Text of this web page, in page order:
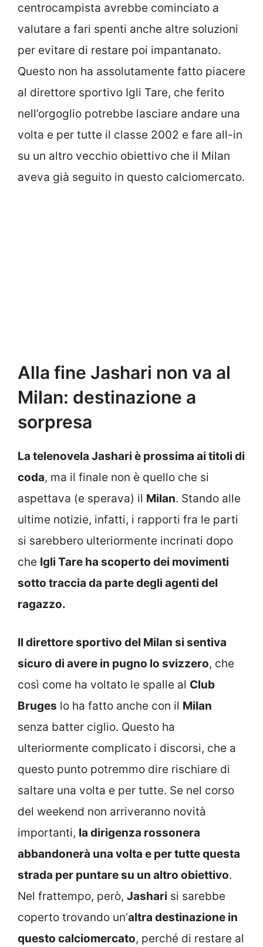
centrocampista avrebbe cominciato a
valutare a fari spenti anche altre soluzioni
per evitare di restare poi impantanato.
Questo non ha assolutamente fatto piacere
al direttore sportivo Igli Tare, che ferito
nell’orgoglio potrebbe lasciare andare una
volta e per tutte il classe 2002 e fare all-in
su un altro vecchio obiettivo che il Milan
aveva già seguito in questo calciomercato.
Alla fine Jashari non va al
Milan: destinazione a
sorpresa
La telenovela Jashari è prossima ai titoli di
coda, ma il finale non è quello che si
aspettava (e sperava) il Milan. Stando alle
ultime notizie, infatti, i rapporti fra le parti
si sarebbero ulteriormente incrinati dopo
che Igli Tare ha scoperto dei movimenti
sotto traccia da parte degli agenti del
ragazzo.
Il direttore sportivo del Milan si sentiva
sicuro di avere in pugno lo svizzero, che
così come ha voltato le spalle al Club
Bruges lo ha fatto anche con il Milan
senza batter ciglio. Questo ha
ulteriormente complicato i discorsi, che a
questo punto potremmo dire rischiare di
saltare una volta e per tutte. Se nel corso
del weekend non arriveranno novità
importanti, la dirigenza rossonera
abbandonerà una volta e per tutte questa
strada per puntare su un altro obiettivo.
Nel frattempo, però, Jashari si sarebbe
coperto trovando un’altra destinazione in
questo calciomercato, perché di restare al